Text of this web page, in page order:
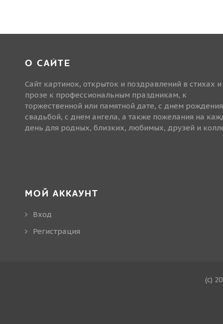
О САЙТЕ
Сайт картинок, открыток и поздравлений в стихах и
прозе к профессиональным праздникам, к
торжественной или памятной дате, с днем
свадьбой, с днем ангела, а также пожелания на
день для родных, близких, любимых, друзей и
МОЙ АККАУНТ
Вход
Регистрация
(c)